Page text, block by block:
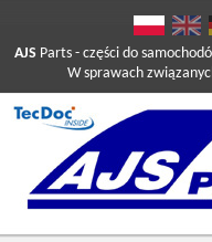
AJS Parts - części do
W sprawach związanych z